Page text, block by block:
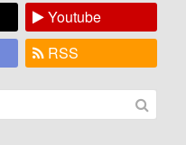
Youtube
RSS